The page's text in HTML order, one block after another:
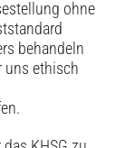
ohne
behandeln
uns ethisch